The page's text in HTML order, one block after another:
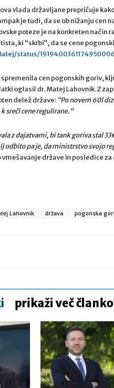
vlada državljane prepričuje
je tudi, da se ob nižanju cen
poteze je na konkreten način
ki “skrbi”, da se cene
status/1919400361174950006
spremenila cen pogonskih goriv,
oglasil dr. Matej Lahovnik. Z
delež države: “Po novem 60l
sreči cene regulirane.“
z dajatvami, bi tank goriva stal
odbito pa je, da ministrstvo svojo
vmešavanje države in posledice
Lahovnik država pogonska
prikaži več